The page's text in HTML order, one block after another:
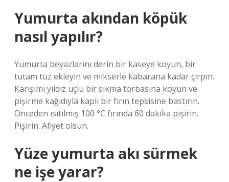
Yumurta akından köpük
nasıl yapılır?
Yumurta beyazlarını derin bir kaseye koyun, bir
tutam tuz ekleyin ve mikserle kabarana kadar çırpın.
Karışımı yıldız uçlu bir sıkma torbasına koyun ve
pişirme kağıdıyla kaplı bir fırın tepsisine bastırın.
Önceden ısıtılmış 100 °C fırında 60 dakika pişirin.
Pişirin. Afiyet olsun.
Yüze yumurta akı sürmek
ne işe yarar?